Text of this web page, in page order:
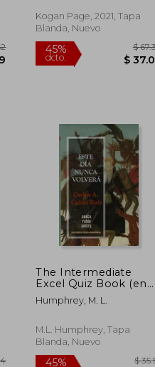
$ 143.62
Senior Administrators
and Office Managers
Kogan Page, 2021, Tapa
Blanda, Nuevo
45%
dcto.
The Intermediate
Excel Quiz Book (en
Inglés)
Humphrey, M. L.
M.L. Humphrey, Tapa
Blanda, Nuevo